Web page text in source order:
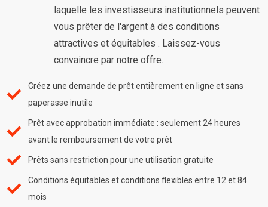
laquelle les investisseurs institutionnels peuvent
vous prêter de l'argent à des conditions
attractives et équitables . Laissez-vous
convaincre par notre offre.
Créez une demande de prêt entièrement en ligne et sans
paperasse inutile
Prêt avec approbation immédiate : seulement 24 heures
avant le remboursement de votre prêt
Prêts sans restriction pour une utilisation gratuite
Conditions équitables et conditions flexibles entre 12 et 84
mois